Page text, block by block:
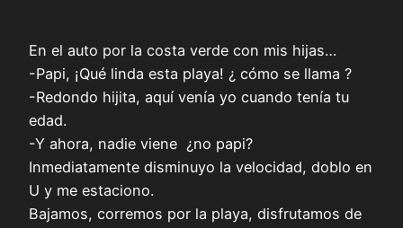
En el auto por la costa verde con mis hijas…
-Papi, ¡Qué linda esta playa! ¿ cómo se llama ?
-Redondo hijita, aquí venía yo cuando tenía tu
edad.
-Y ahora, nadie viene ¿no papi?
Inmediatamente disminuyo la velocidad, doblo en
U y me estaciono.
Bajamos, corremos por la playa, disfrutamos de